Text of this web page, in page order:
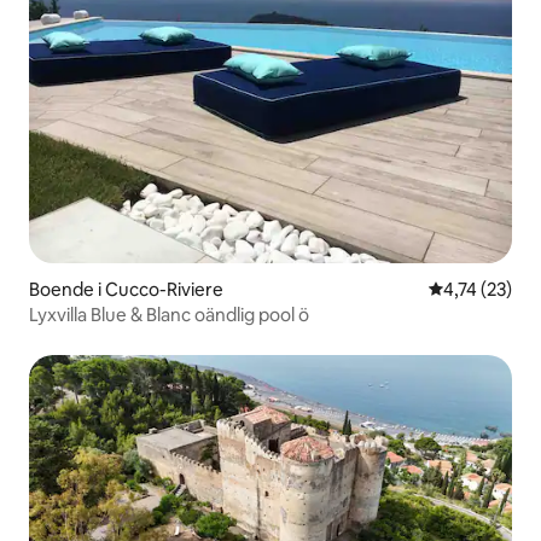
Boende i Cucco-Riviere 4,74 av 5 i
4,74 (23)
Lyxvilla Blue & Blanc oändlig pool ö